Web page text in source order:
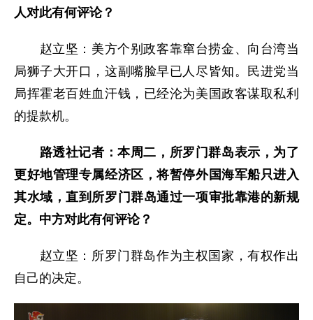
人对此有何评论？
赵立坚：美方个别政客靠窜台捞金、向台湾当
局狮子大开口，这副嘴脸早已人尽皆知。民进党当
局挥霍老百姓血汗钱，已经沦为美国政客谋取私利
的提款机。
路透社记者：本周二，所罗门群岛表示，为了
更好地管理专属经济区，将暂停外国海军船只进入
其水域，直到所罗门群岛通过一项审批靠港的新规
定。中方对此有何评论？
赵立坚：所罗门群岛作为主权国家，有权作出
自己的决定。